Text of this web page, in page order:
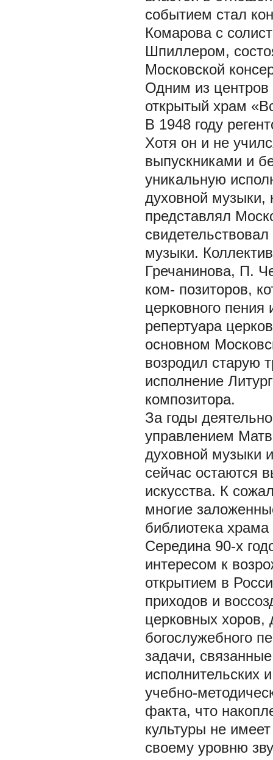
событием стал
Комарова с
Шпиллером,
Московской
Одним из центров
открытый храм
В 1948 году
Хотя он и не
выпускниками и
уникальную
духовной музыки,
представлял
музыки.
Гречанинова, П.
ком- позиторов,
церковного
репертуара
основном
возродил старую
исполнение
композитора.
За годы
управлением
духовной музыки
сейчас остаются
искусства. К
многие
библиотека
Середина 90-х
интересом к
открытием в
приходов и
церковных хоров,
богослужебного
задачи,
исполнительских
учебно-
факта, что
культуры не
своему уровню